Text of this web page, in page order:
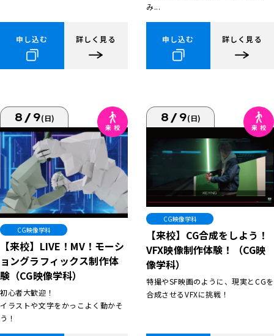
申し込む 詳しく見る
み...
申し込む 詳しく見る
8/9(日)
CG映像学科
【来校】LIVE！MV！モーシ
ョングラフィックス制作体
験（CG映像学科）
初心者大歓迎！
イラストや文字をかっこよく動かそ
う！
8/9(日)
CG映像学科
【来校】CG合成をしよう！
VFX映像制作体験！（CG映
像学科）
特撮やSF映画のように、現実とCGを
合成させるVFXに挑戦！